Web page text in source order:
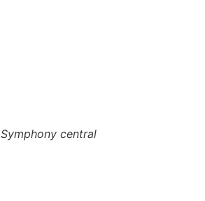
Symphony central